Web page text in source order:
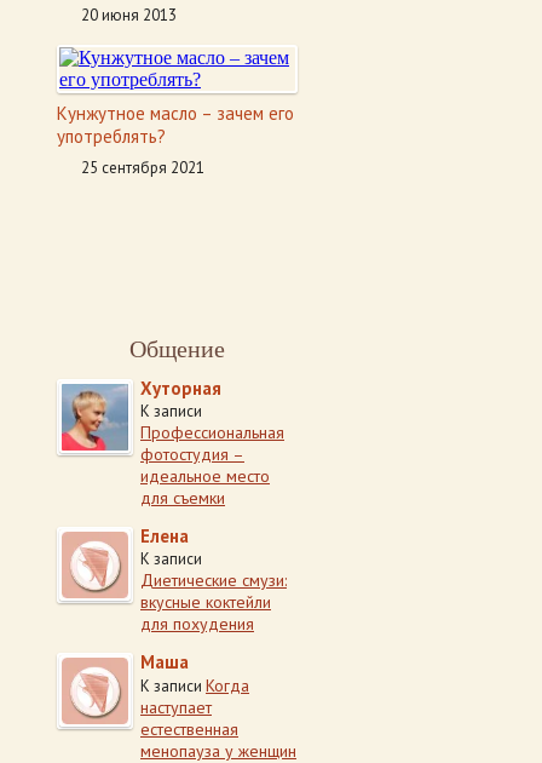
20 июня 2013
Кунжутное масло – зачем его
употреблять?
25 сентября 2021
Общение
Хуторная
К записи
Профессиональная
фотостудия –
идеальное место
для съемки
Елена
К записи
Диетические смузи:
вкусные коктейли
для похудения
Маша
К записи Когда
наступает
естественная
менопауза у женщин